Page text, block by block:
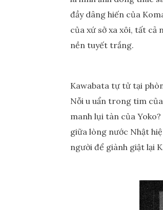
đầy dâng hiến của
của xứ sở xa xôi, tất cả
nền tuyết trắng.
Kawabata tự tử tại
Nỗi u uẩn trong tim
manh lụi tàn của
giữa lòng nước Nhật
người để giành giật lại